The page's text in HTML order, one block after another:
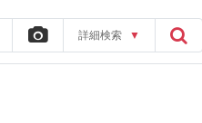
詳細検索 ▼